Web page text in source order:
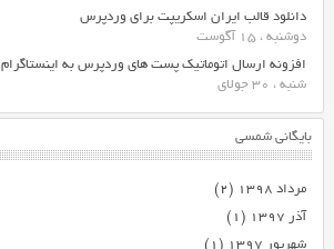
دانلود قالب ایران اسکریپت برای وردپرس
دوشنبه ، 15 آگوست
افزونه ارسال اتوماتیک پست های وردپرس به اینستاگرام
شنبه ، 30 جولای
بایگانی شمسی
مرداد ۱۳۹۸
(۲)
آذر ۱۳۹۷
(۱)
شهریور ۱۳۹۷
(۱)